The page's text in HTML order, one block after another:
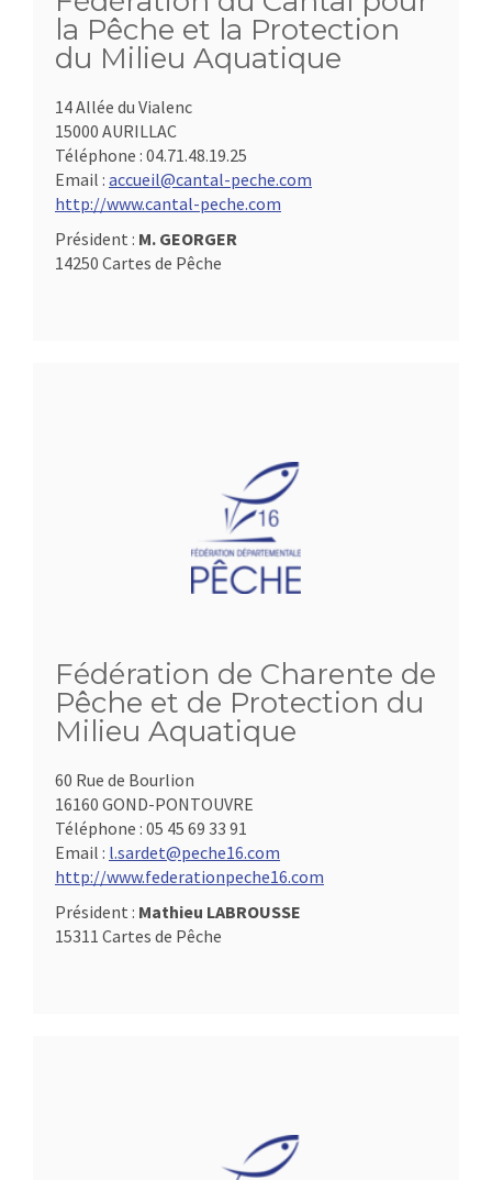
la Pêche et la Protection
du Milieu Aquatique
14 Allée du Vialenc
15000 AURILLAC
Téléphone : 04.71.48.19.25
Email : accueil@cantal-peche.com
http://www.cantal-peche.com
Président : M. GEORGER
14250 Cartes de Pêche
Fédération de Charente de
Pêche et de Protection du
Milieu Aquatique
60 Rue de Bourlion
16160 GOND-PONTOUVRE
Téléphone : 05 45 69 33 91
Email : l.sardet@peche16.com
http://www.federationpeche16.com
Président : Mathieu LABROUSSE
15311 Cartes de Pêche